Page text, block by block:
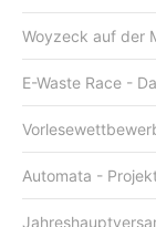
Woyzeck auf der
E-Waste Race -
Automata -